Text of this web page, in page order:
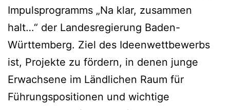
Impulsprogramms „Na klar, zusammen
halt…“ der Landesregierung Baden-
Württemberg. Ziel des Ideenwettbewerbs
ist, Projekte zu fördern, in denen junge
Erwachsene im Ländlichen Raum für
Führungspositionen und wichtige